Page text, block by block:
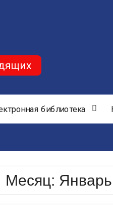
библиотека
Месяц: